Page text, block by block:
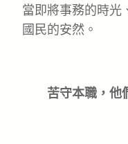
當即將事務的時光
國民的安然。
苦守本職，他